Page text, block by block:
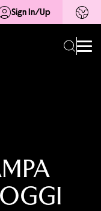
Sign In/Up